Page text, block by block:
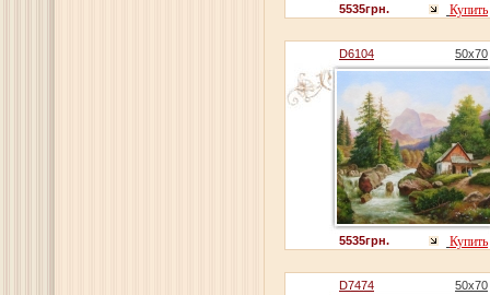
5535грн. Купить
D6104 50x70
5535грн. Купить
D7474 50x70